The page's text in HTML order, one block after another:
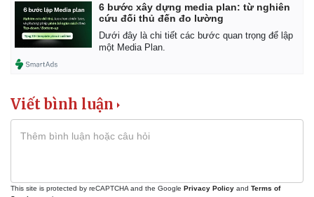
6 bước xây dựng media plan: từ nghiên
cứu đối thủ đến đo lường
Dưới đây là chi tiết các bước quan trọng để lập
một Media Plan.
Viết bình luận
This site is protected by reCAPTCHA and the Google Privacy Policy and Terms of